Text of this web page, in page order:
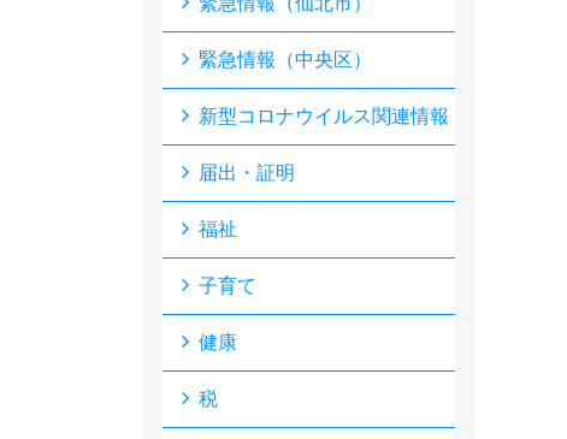
緊急情報（中央区）
新型コロナウイルス関連情報
届出・証明
福祉
子育て
健康
税